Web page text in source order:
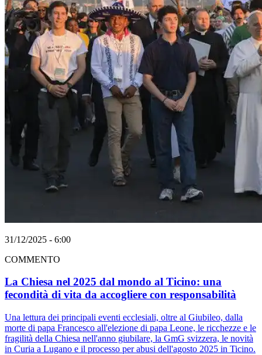
31/12/2025 - 6:00
COMMENTO
La Chiesa nel 2025 dal mondo al Ticino: una
fecondità di vita da accogliere con responsabilità
Una lettura dei principali eventi ecclesiali, oltre al Giubileo, dalla
morte di papa Francesco all'elezione di papa Leone, le ricchezze e le
fragilità della Chiesa nell'anno giubilare, la GmG svizzera, le novità
in Curia a Lugano e il processo per abusi dell'agosto 2025 in Ticino.